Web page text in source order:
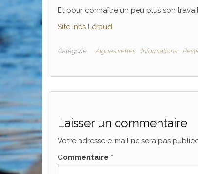
Et pour connaître un peu plus son
Site Inès Léraud
Catégorie Algues vertes Informations
Laisser un commentaire
Votre adresse e-mail ne sera pas
Commentaire *